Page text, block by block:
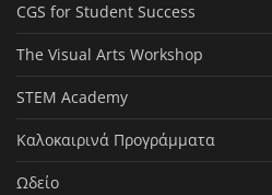
CGS for Student Success
The Visual Arts Workshop
STEM Academy
Καλοκαιρινά Προγράμματα
Ωδείο